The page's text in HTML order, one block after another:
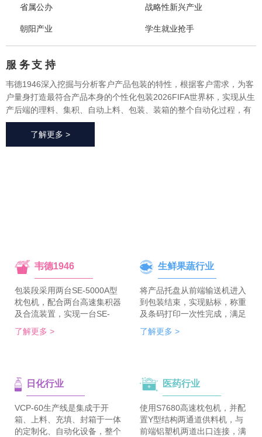
采购、生产、售后一站式整体服务，广泛应用于方便食品、休闲食
品、冷冻食品、海产品、医药、生鲜果蔬、烘焙等各个行业领域。
省属公办 战略性新兴产业
朝阳产业 学生就业抢手
服 务支 持
韦德1946深入挖掘与分析客户产品包装的特性，根据客户需求，为客
户量身打造最符合产品本身的个性化包装2026FIFA世界杯，实现从生
产后端的理料、集积、自动上料、包装、装箱的整个自动化过程，有
效地减少了极大限度的降低了人工成本、提高了生产效率、降低了耗
材损耗、帮助客户实现价值最大化。
了解更多 >
韦德1946
包装段采用两台SE-5000A型
枕包机，配合两台高速集积器
及合流装置，实现一台SE-
5700A-BX枕包机完成整线的
集合包包装，分道装置完成生
器、一侧配集合包集积器，实
现在一台机器上完成两种形式
的自动装箱。 占地空间减
半，一条生产线实现两种形式
的包装及装箱，人员数量减半
了解更多 >
生鲜果蔬行业
将产品托盘从前端输送机进入
到包装结束，实现贴标，称重
及条码打印一次性完成，满足
客户包装效率120个/min的包
装需求。 多种物品包装的兼
了解更多 >
日化行业
VCP-60生产线是集成于开
箱、上料、充填、封箱于一体
的定制化、自动化设备，整个
医药行业
使用S7680高速枕包机，并配
置Y型结构两通道供料机，与
前端铝塑机两道出口连接，满